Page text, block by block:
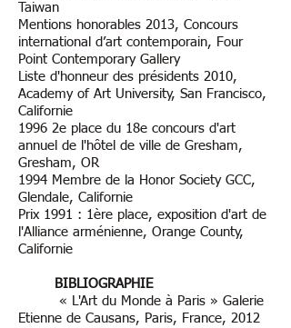
Taiwan
Mentions honorables 2013, Concours
international d’art contemporain, Four
Point Contemporary Gallery
Liste d'honneur des présidents 2010,
Academy of Art University, San Francisco,
Californie
1996 2e place du 18e concours d'art
annuel de l'hôtel de ville de Gresham,
Gresham, OR
1994 Membre de la Honor Society GCC,
Glendale, Californie
Prix 1991 : 1ère place, exposition d'art de
l'Alliance arménienne, Orange County,
Californie
BIBLIOGRAPHIE
« L'Art du Monde à Paris » Galerie
Etienne de Causans, Paris, France, 2012